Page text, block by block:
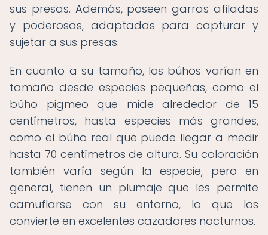
sus presas. Además, poseen garras afiladas
y poderosas, adaptadas para capturar y
sujetar a sus presas.
En cuanto a su tamaño, los búhos varían en
tamaño desde especies pequeñas, como el
búho pigmeo que mide alrededor de 15
centímetros, hasta especies más grandes,
como el búho real que puede llegar a medir
hasta 70 centímetros de altura. Su coloración
también varía según la especie, pero en
general, tienen un plumaje que les permite
camuflarse con su entorno, lo que los
convierte en excelentes cazadores nocturnos.